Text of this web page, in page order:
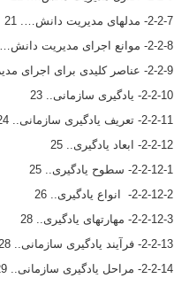
2-2-7- مدلهای مدیریت دانش…. 21
2-2-8- موانع اجرای مدیریت دانش…. 22
2-2-9- عناصر کلیدی برای اجرای مدیریت دانش…. 23
2-2-10- یادگیری سازمانی.. 23
2-2-11- تعریف یادگیری سازمانی.. 24
2-2-12- ابعاد یادگیری.. 25
2-2-12-1- سطوح یادگیری.. 25
2-2-12-2- انواع یادگیری.. 26
2-2-12-3- مهارتهای یادگیری.. 28
2-2-13- فرآیند یادگیری سازمانی.. 28
2-2-14- مراحل یادگیری سازمانی.. 29